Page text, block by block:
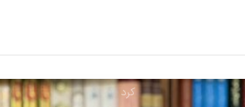
دلایل افزایش مصرف داروهای OTC در کشور